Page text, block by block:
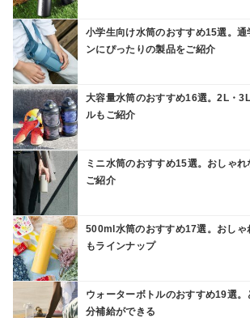
小学生向け水筒のおすすめ15選。
ンにぴったりの製品をご紹介
大容量水筒のおすすめ16選。2L・
ルもご紹介
ミニ水筒のおすすめ15選。おしゃ
ご紹介
500ml水筒のおすすめ17選。おしゃ
もラインナップ
ウォーターボトルのおすすめ19選
分補給ができる